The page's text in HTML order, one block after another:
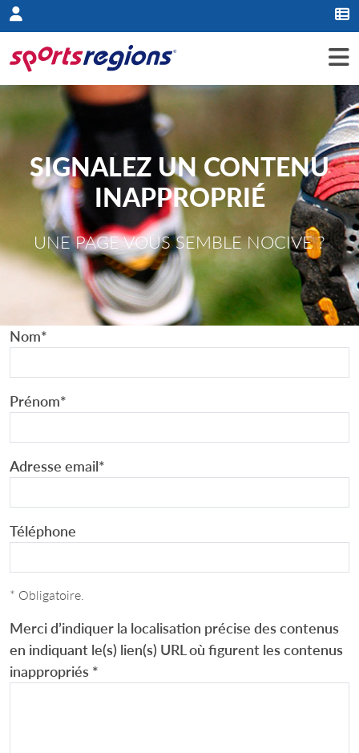
Panneau de gestion des cookies
SIGNALEZ UN CONTENU
INAPPROPRIÉ
UNE PAGE VOUS SEMBLE NOCIVE ?
Nom*
Prénom*
Adresse email*
Téléphone
* Obligatoire.
Merci d’indiquer la localisation précise des contenus
en indiquant le(s) lien(s) URL où figurent les contenus
inappropriés *